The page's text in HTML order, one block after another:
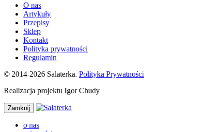
O nas
Artykuły
Przepisy
Sklep
Kontakt
Polityka prywatności
Regulamin
© 2014-2026 Salaterka. Polityka Prywatności
Realizacja projektu Igor Chudy
Zamknij
o nas